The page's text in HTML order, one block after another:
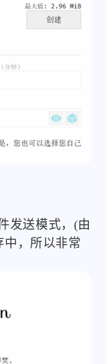
发送模式，(由
中，所以非常